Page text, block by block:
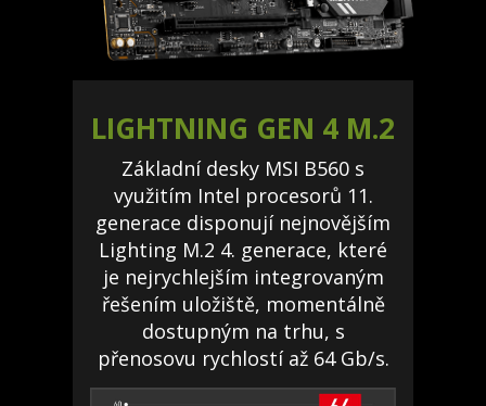
LIGHTNING GEN 4 M.2
Základní desky MSI B560 s
využitím Intel procesorů 11.
generace disponují nejnovějším
Lighting M.2 4. generace, které
je nejrychlejším integrovaným
řešením uložiště, momentálně
dostupným na trhu, s
přenosovu rychlostí až 64 Gb/s.